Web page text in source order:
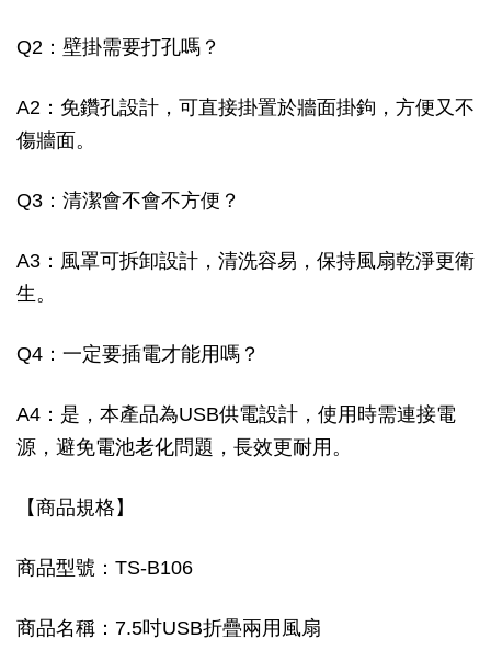
Q2：壁掛需要打孔嗎？
A2：免鑽孔設計，可直接掛置於牆面掛鉤，方便又不
傷牆面。
Q3：清潔會不會不方便？
A3：風罩可拆卸設計，清洗容易，保持風扇乾淨更衛
生。
Q4：一定要插電才能用嗎？
A4：是，本產品為USB供電設計，使用時需連接電
源，避免電池老化問題，長效更耐用。
【商品規格】
商品型號：TS-B106
商品名稱：7.5吋USB折疊兩用風扇